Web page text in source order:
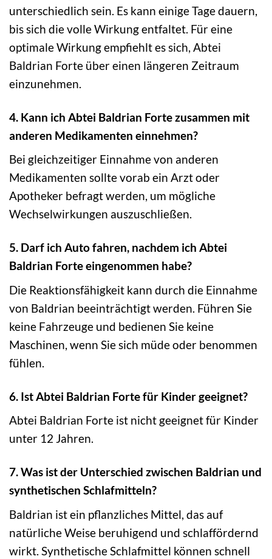
unterschiedlich sein. Es kann einige Tage dauern,
bis sich die volle Wirkung entfaltet. Für eine
optimale Wirkung empfiehlt es sich, Abtei
Baldrian Forte über einen längeren Zeitraum
einzunehmen.
4. Kann ich Abtei Baldrian Forte zusammen mit
anderen Medikamenten einnehmen?
Bei gleichzeitiger Einnahme von anderen
Medikamenten sollte vorab ein Arzt oder
Apotheker befragt werden, um mögliche
Wechselwirkungen auszuschließen.
5. Darf ich Auto fahren, nachdem ich Abtei
Baldrian Forte eingenommen habe?
Die Reaktionsfähigkeit kann durch die Einnahme
von Baldrian beeinträchtigt werden. Führen Sie
keine Fahrzeuge und bedienen Sie keine
Maschinen, wenn Sie sich müde oder benommen
fühlen.
6. Ist Abtei Baldrian Forte für Kinder geeignet?
Abtei Baldrian Forte ist nicht geeignet für Kinder
unter 12 Jahren.
7. Was ist der Unterschied zwischen Baldrian und
synthetischen Schlafmitteln?
Baldrian ist ein pflanzliches Mittel, das auf
natürliche Weise beruhigend und schlaffördernd
wirkt. Synthetische Schlafmittel können schnell